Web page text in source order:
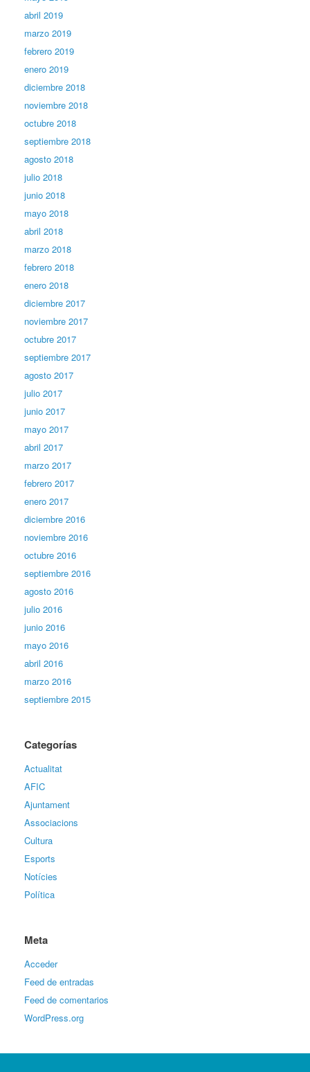
abril 2019
marzo 2019
febrero 2019
enero 2019
diciembre 2018
noviembre 2018
octubre 2018
septiembre 2018
agosto 2018
julio 2018
junio 2018
mayo 2018
abril 2018
marzo 2018
febrero 2018
enero 2018
diciembre 2017
noviembre 2017
octubre 2017
septiembre 2017
agosto 2017
julio 2017
junio 2017
mayo 2017
abril 2017
marzo 2017
febrero 2017
enero 2017
diciembre 2016
noviembre 2016
octubre 2016
septiembre 2016
agosto 2016
julio 2016
junio 2016
mayo 2016
abril 2016
marzo 2016
septiembre 2015
Categorías
Actualitat
AFIC
Ajuntament
Associacions
Cultura
Esports
Notícies
Política
Meta
Acceder
Feed de entradas
Feed de comentarios
WordPress.org